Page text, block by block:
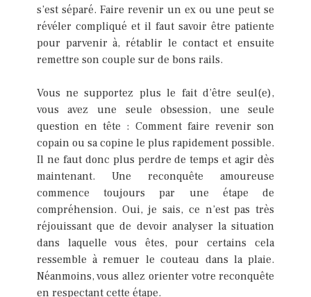
s’est séparé. Faire revenir un ex ou une peut se
révéler compliqué et il faut savoir être patiente
pour parvenir à, rétablir le contact et ensuite
remettre son couple sur de bons rails.
Vous ne supportez plus le fait d’être seul(e),
vous avez une seule obsession, une seule
question en tête : Comment faire revenir son
copain ou sa copine le plus rapidement possible.
Il ne faut donc plus perdre de temps et agir dès
maintenant. Une reconquête amoureuse
commence toujours par une étape de
compréhension. Oui, je sais, ce n’est pas très
réjouissant que de devoir analyser la situation
dans laquelle vous êtes, pour certains cela
ressemble à remuer le couteau dans la plaie.
Néanmoins, vous allez orienter votre reconquête
en respectant cette étape.